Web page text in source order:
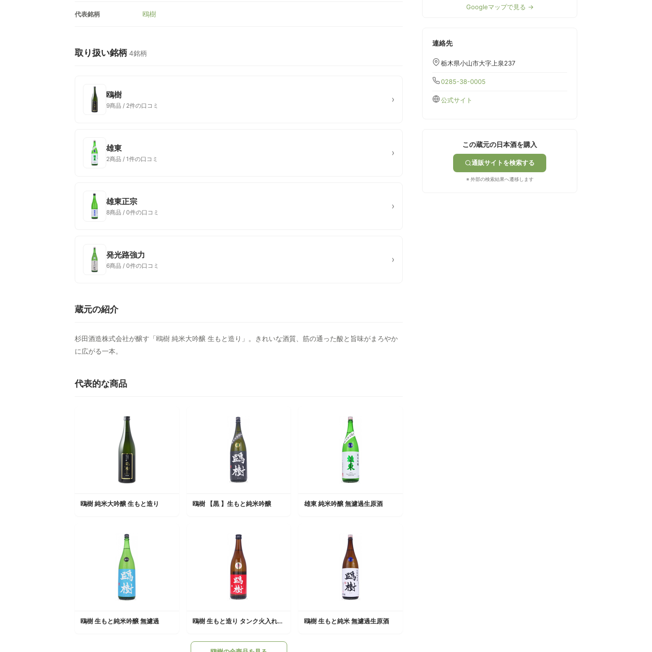
代表銘柄 鴎樹
取り扱い銘柄 4銘柄
鴎樹
9商品 / 2件の口コミ
›
雄東
2商品 / 1件の口コミ
›
雄東正宗
8商品 / 0件の口コミ
›
発光路強力
6商品 / 0件の口コミ
›
蔵元の紹介
杉田酒造株式会社が醸す「鴎樹 純米大吟醸 生もと造り」。きれいな酒質、筋の通った酸と旨味がまろやか
に広がる一本。
代表的な商品
鴎樹 純米大吟醸 生もと造り 鴎樹 【黒 】生もと純米吟醸 雄東 純米吟醸 無濾過生原酒
鴎樹 生もと純米吟醸 無濾過 鴎樹 生もと造り タンク火入れ原酒 鴎樹 生もと純米 無濾過生原酒
Googleマップで見る →
連絡先
栃木県小山市大字上泉237
0285-38-0005
公式サイト
この蔵元の日本酒を購入
通販サイトを検索する
※ 外部の検索結果へ遷移します